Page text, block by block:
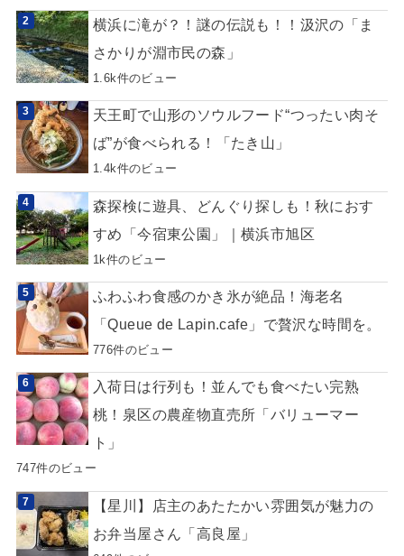
横浜に滝が？！謎の伝説も！！汲沢の「ま
さかりが淵市民の森」
1.6k件のビュー
天王町で山形のソウルフード“つったい肉そ
ば”が食べられる！「たき山」
1.4k件のビュー
森探検に遊具、どんぐり探しも！秋におす
すめ「今宿東公園」｜横浜市旭区
1k件のビュー
ふわふわ食感のかき氷が絶品！海老名
「Queue de Lapin.cafe」で贅沢な時間を。
776件のビュー
入荷日は行列も！並んでも食べたい完熟
桃！泉区の農産物直売所「バリューマー
ト」
747件のビュー
【星川】店主のあたたかい雰囲気が魅力の
お弁当屋さん「高良屋」